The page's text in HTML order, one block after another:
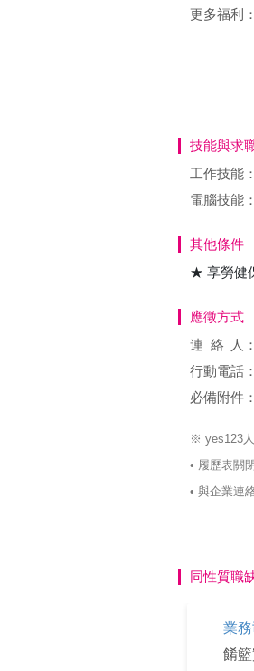
更多福利：
技能與求
工作技能：
電腦技能：
其他條件
★ 享勞健
應徵方式
連絡
人：
行動電話：
必備附件：
※ yes123
• 履歷表關
• 與企業連
同性質職
業
餚